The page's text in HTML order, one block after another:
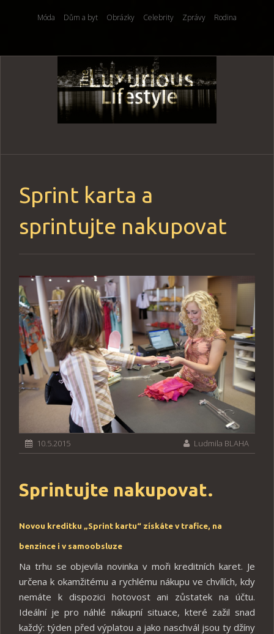
Móda Dům a byt Obrázky Celebrity Zprávy Rodina
Skip
Sprint karta a
sprintujte nakupovat
10.5.2015 Ludmila BLAHA
Sprintujte nakupovat.
Novou kreditku „Sprint kartu“ získáte v trafice, na
benzince i v samoobsluze
Na trhu se objevila novinka v moři kreditních karet. Je
určena k okamžitému a rychlému nákupu ve chvílích, kdy
nemáte k dispozici hotovost ani zůstatek na účtu.
Ideální je pro náhlé nákupní situace, které zažil snad
každý: týden před výplatou a jako naschvál jsou ty džíny